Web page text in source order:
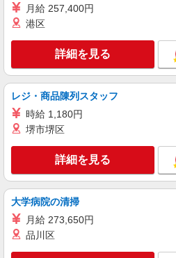
キープ
アルバイト パート
株式会社HITOWA フードサービスカ
福祉施設での調理
変動します。 ※AP
により時給を見直
志）：あり 年2回
はなことば入
キープ
正社員
株式会社HITOWA フードサービスカン
福祉施設での調理
に応じて決定しま
月給 257,400円
港区
詳細を見る
レジ・商品陳列スタッフ
時給 1,180円
堺市堺区
詳細を見る
大学病院の清掃
月給 273,650円
品川区